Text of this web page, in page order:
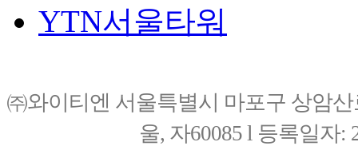
YTN서울타워
㈜와이티엔 서울특별시 마포구 상암
울, 자60085 l 등록일자: